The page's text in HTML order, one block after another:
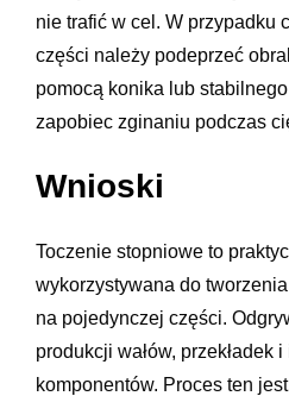
nie trafić w cel. W przypadku
części należy podeprzeć
pomocą konika lub
zapobiec zginaniu podczas
Wnioski
Toczenie stopniowe to
wykorzystywana do
na pojedynczej części.
produkcji wałów, przekładek
komponentów. Proces ten